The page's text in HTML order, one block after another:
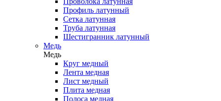
Профиль латунный
Сетка латунная
Труба латунная
Шестигранник латунный
Медь
Медь
Круг медный
Лента медная
Лист медный
Плита медная
Полоса медная